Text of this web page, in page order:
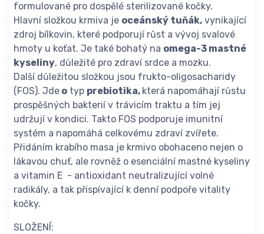
formulované pro dospělé sterilizované kočky.
Hlavní složkou krmiva je oceánský tuňák, vynikající
zdroj bílkovin, které podporují růst a vývoj svalové
hmoty u koťat. Je také bohatý na omega-3 mastné
kyseliny, důležité pro zdraví srdce a mozku.
Další důležitou složkou jsou frukto-oligosacharidy
(FOS). Jde o typ prebiotika, která napomáhají růstu
prospěšných bakterií v trávicím traktu a tím jej
udržují v kondici. Takto FOS podporuje imunitní
systém a napomáhá celkovému zdraví zvířete.
Přidáním krabího masa je krmivo obohaceno nejen o
lákavou chuť, ale rovněž o esenciální mastné kyseliny
a vitamin E - antioxidant neutralizující volné
radikály, a tak přispívající k denní podpoře vitality
kočky.
SLOŽENÍ: